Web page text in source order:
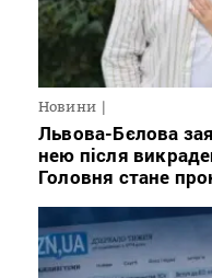
Новини
Львова-Бєлова
нею після
Головня стане